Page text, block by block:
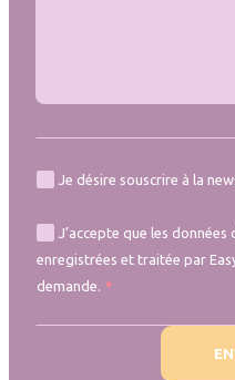
Je désire souscrire à la
J’accepte que les
enregistrées et traitée par
demande.